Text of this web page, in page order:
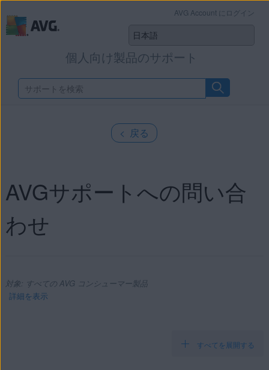
個人向け製品のサポート
AVG Account にログイン
< 戻る
AVGサポートへの問い合
わせ
対象: すべての AVG コンシューマー製品
詳細を表示
すべてを展開する